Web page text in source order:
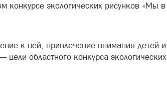
конкурсе экологических рисунков «Мы в
к ней, привлечение внимания детей и
областного конкурса экологических